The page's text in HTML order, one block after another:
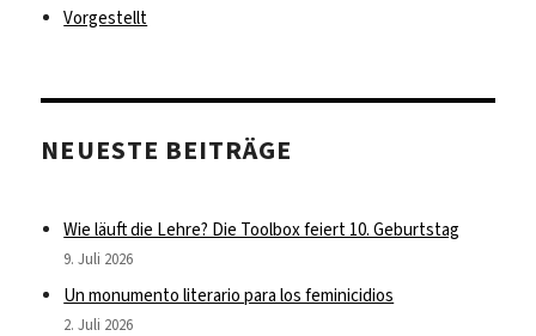
Vorgestellt
NEUESTE BEITRÄGE
Wie läuft die Lehre? Die Toolbox feiert 10. Geburtstag
9. Juli 2026
Un monumento literario para los feminicidios
2. Juli 2026